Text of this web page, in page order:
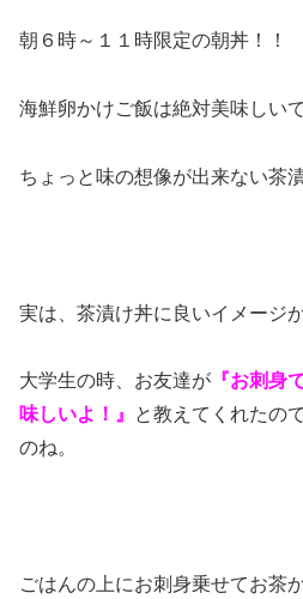
朝６時～１１時限定の朝丼！！
海鮮卵かけご飯は絶対美味しいで
ちょっと味の想像が出来ない茶
実は、茶漬け丼に良いイメージ
大学生の時、お友達が 『お刺身
味しいよ！』
と教えてくれたの
のね。
ごはんの上にお刺身乗せてお茶か